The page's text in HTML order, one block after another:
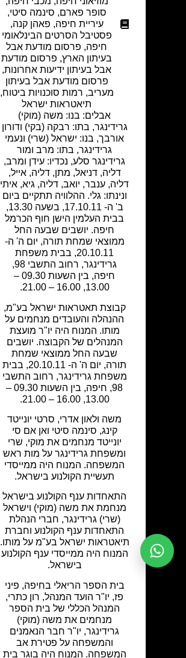
סופר פארם, סינמה סיטי,
עיריית חיפה, פאהן קנה,
פסטיבל הסרטים הבינלאומי
חיפה, פרסום מודעת אבל
בעיתון הארץ, פרסום מודעת
אבל בעיתון ידיעות אחרונות,
פרסום מודעת אבל בעיתון
מעריב, רמות סוכנויות ביטוח,
תיאטראות ישראל
אבלים: בנו: משה (מוקי)
גרידינגר, בתו: רבקה (בקי) ודורון
אורבך, בנו: ישראל (שרי) ונעמי
גרידינגר, בתו: מרב ומור
גרידינגר סלע, נכדיו: עידן ומרב,
דליה, דניאל, מתן, דליה, אייל,
דליה, ענבר, יואב, דליה, גיא, איתי
ונינתו: גלי. ההלוויה תתקיים ביום
ב' ה- 17.10.11, בשעה 13.30,
בבית העלמין הישן חוף הכרמל
חיפה. יושבים שבעה החל
ממוצאי שמחת תורה, יום ה' ה-
20.10.11, בבית משפחת
גרידינגר, רחוב התשבי 98,
חיפה, בין השעות 09.30 –
13.00, 16.00 – 21.00.
קבוצת תאטראות ישראל בע"מ,
ההנהלה והעובדים מנחמים על
מותו. המנוח היה יו"ר מועצת
המנהלים של הקבוצה. יושבים
שבעה החל ממוצאי שמחת
תורה, יום ה' ה- 20.10.11, בבית
משפחת גרידינגר, רחוב התשבי
98, חיפה, בין השעות 09.30 –
13.00, 16.00 – 21.00.
משה ולאון אדרי, סרטי יונייטד
קינג, סינמה סיטי ואן אם סי
יונייטד מנחמים את מוקי, שרי
ומשפחת גרידינגר על מות ראש
המשפחה. המנוח היה ממייסדי
תעשיית הקולנוע בישראל.
התאחדות ענף הקולנוע בישראל
מנחמת את משה (מוקי) וישראל
(שרי) גרידינגר, חברי הנהלת
התאחדות ענף הקולנוע וחברת
תיאטראות ישראל בע"מ על מותו.
המנוח היה ממייסדי ענף הקולנוע
בישראל.
בית הספר הריאלי בחיפה, פיני
פז, יו"ר הועד המנהל, רון כתרי,
המנהל הכללי של בית הספר
מנחמים את משה (מוקי)
גרידינגר, יו"ר חבר הנאמנים
והמשפחה על פטירת אב
המשפחה. המנוח היה בוגר בית